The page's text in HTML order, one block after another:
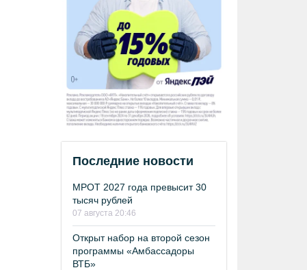
Последние новости
МРОТ 2027 года превысит 30
тысяч рублей
07 августа 20:46
Открыт набор на второй сезон
программы «Амбассадоры
ВТБ»